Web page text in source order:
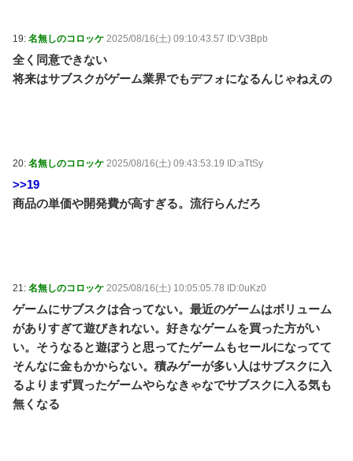
19: 名無しのコロッケ 2025/08/16(土) 09:10:43.57 ID:V3Bpb
全く同意できない
将来はサブスクがゲーム業界でもデフォになるんじゃねえの
20: 名無しのコロッケ 2025/08/16(土) 09:43:53.19 ID:aTtSy
>>19
商品の単価や開発費が高すぎる。流行らんだろ
21: 名無しのコロッケ 2025/08/16(土) 10:05:05.78 ID:0uKz0
ゲームにサブスクは合ってない。最近のゲームはボリューム
がありすぎて遊びきれない。好きなゲームを買った方がい
い。そうなると遊ぼうと思ってたゲームもセールになってて
そんなに金もかからない。積みゲーが多い人はサブスクに入
るよりまず買ったゲームやらなきゃなでサブスクに入る気も
無くなる